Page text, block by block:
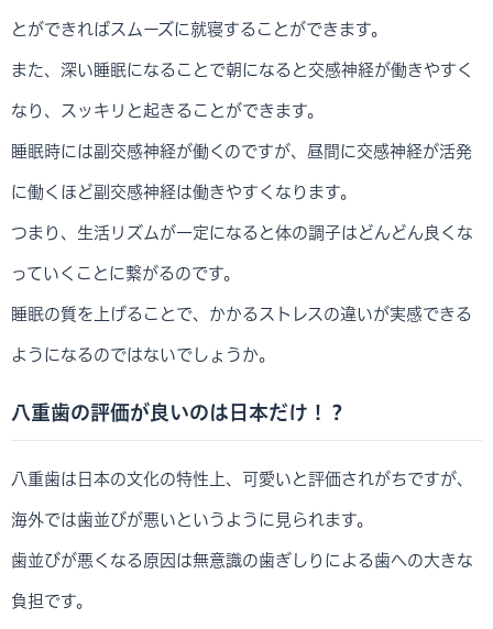
とができればスムーズに就寝することができます。
また、深い睡眠になることで朝になると交感神経が働きやすく
なり、スッキリと起きることができます。
睡眠時には副交感神経が働くのですが、昼間に交感神経が活発
に働くほど副交感神経は働きやすくなります。
つまり、生活リズムが一定になると体の調子はどんどん良くな
っていくことに繋がるのです。
睡眠の質を上げることで、かかるストレスの違いが実感できる
ようになるのではないでしょうか。
八重歯の評価が良いのは日本だけ！？
八重歯は日本の文化の特性上、可愛いと評価されがちですが、
海外では歯並びが悪いというように見られます。
歯並びが悪くなる原因は無意識の歯ぎしりによる歯への大きな
負担です。